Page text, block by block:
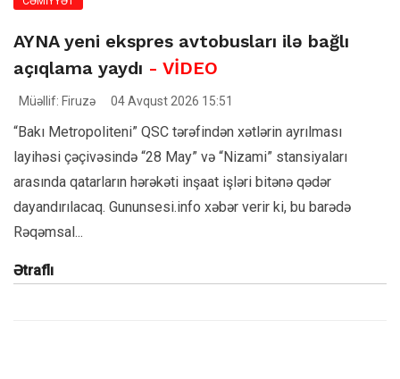
AYNA yeni ekspres avtobusları ilə bağlı
açıqlama yaydı - VİDEO
Müəllif: Firuzə 04 Avqust 2026 15:51
“Bakı Metropoliteni” QSC tərəfindən xətlərin ayrılması
layihəsi çəçivəsində “28 May” və “Nizami” stansiyaları
arasında qatarların hərəkəti inşaat işləri bitənə qədər
dayandırılacaq. Gununsesi.info xəbər verir ki, bu barədə
Rəqəmsal...
Ətraflı